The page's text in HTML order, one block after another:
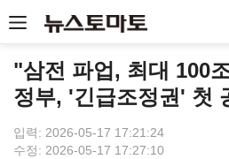
"삼전 파업, 최대 100
정부, '긴급조정권' 첫
입력: 2026-05-17 17:21:24
수정: 2026-05-17 17:27:10